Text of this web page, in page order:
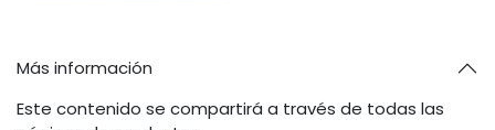
Más información
Este contenido se compartirá a través de todas las